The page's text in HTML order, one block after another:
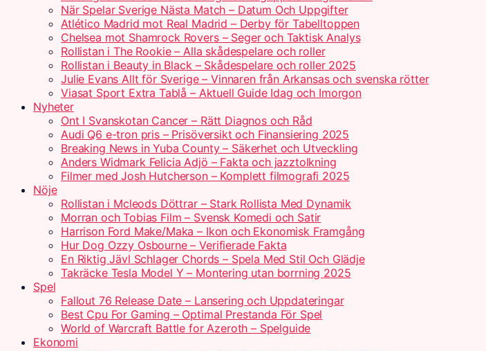
När Spelar Sverige Nästa Match – Datum Och Uppgifter
Atlético Madrid mot Real Madrid – Derby för Tabelltoppen
Chelsea mot Shamrock Rovers – Seger och Taktisk Analys
Rollistan i The Rookie – Alla skådespelare och roller
Rollistan i Beauty in Black – Skådespelare och roller 2025
Julie Evans Allt för Sverige – Vinnaren från Arkansas och svenska rötter
Viasat Sport Extra Tablå – Aktuell Guide Idag och Imorgon
Nyheter
Ont I Svanskotan Cancer – Rätt Diagnos och Råd
Audi Q6 e-tron pris – Prisöversikt och Finansiering 2025
Breaking News in Yuba County – Säkerhet och Utveckling
Anders Widmark Felicia Adjö – Fakta och jazztolkning
Filmer med Josh Hutcherson – Komplett filmografi 2025
Nöje
Rollistan i Mcleods Döttrar – Stark Rollista Med Dynamik
Morran och Tobias Film – Svensk Komedi och Satir
Harrison Ford Make/Maka – Ikon och Ekonomisk Framgång
Hur Dog Ozzy Osbourne – Verifierade Fakta
En Riktig Jävl Schlager Chords – Spela Med Stil Och Glädje
Takräcke Tesla Model Y – Montering utan borrning 2025
Spel
Fallout 76 Release Date – Lansering och Uppdateringar
Best Cpu For Gaming – Optimal Prestanda För Spel
World of Warcraft Battle for Azeroth – Spelguide
Ekonomi